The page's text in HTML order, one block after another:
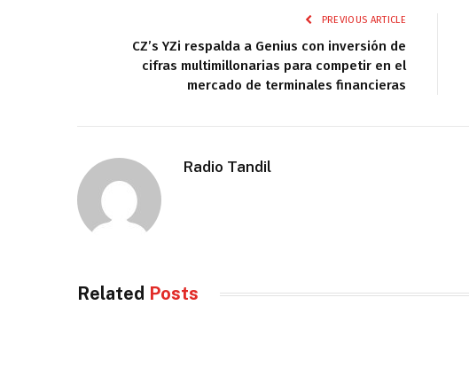
PREVIOUS ARTICLE
CZ’s YZi respalda a Genius con inversión de
cifras multimillonarias para competir en el
mercado de terminales financieras
Radio Tandil
Related Posts